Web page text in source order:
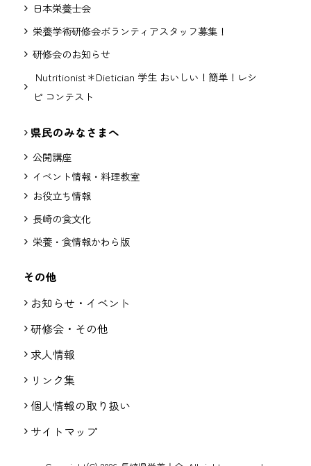
日本栄養士会
栄養学術研修会ボランティアスタッフ募集！
研修会のお知らせ
Nutritionist＊Dietician 学生 おいしい！簡単！レシ
ピ コンテスト
県民のみなさまへ
公開講座
イベント情報・料理教室
お役立ち情報
長崎の食文化
栄養・食情報かわら版
その他
お知らせ・イベント
研修会・その他
求人情報
リンク集
個人情報の取り扱い
サイトマップ